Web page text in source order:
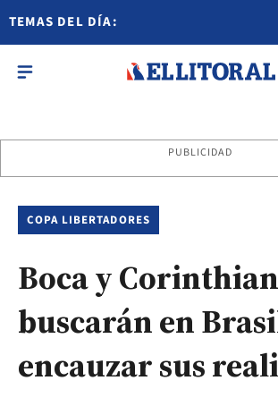
TEMAS DEL DÍA:
PUBLICIDAD
COPA LIBERTADORES
Boca y
buscarán en
encauzar sus